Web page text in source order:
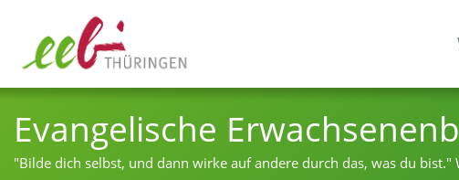
Evangelische
"Bilde dich selbst, und dann wirke auf andere durch das, was du bist."